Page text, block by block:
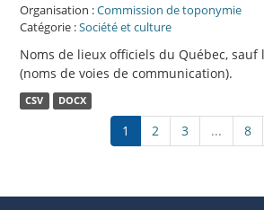
Organisation :Commission de toponymie
Catégorie :Société et culture
Noms de lieux officiels du Québec, sauf
(noms de voies de communication).
CSV DOCX
1 2 3 ... 8